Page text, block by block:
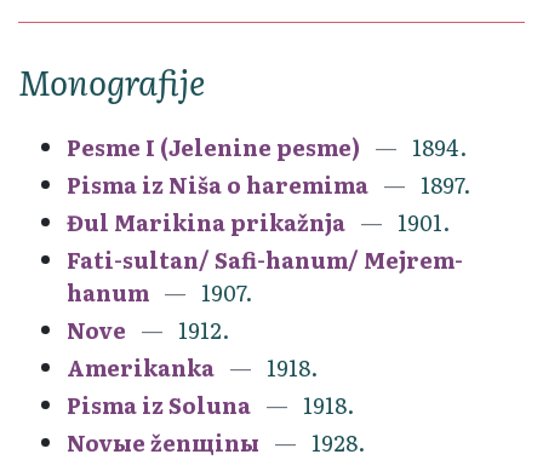
Monografije
Pesme I (Jelenine pesme)
1894.
Pisma iz Niša o haremima
1897.
Đul Marikina prikažnja
1901.
Fati-sultan/ Safi-hanum/ Mejrem-
hanum
1907.
Nove
1912.
Amerikanka
1918.
Pisma iz Soluna
1918.
Novыe ženщinы
1928.